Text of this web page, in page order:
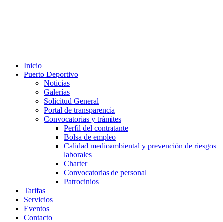
Inicio
Puerto Deportivo
Noticias
Galerías
Solicitud General
Portal de transparencia
Convocatorias y trámites
Perfil del contratante
Bolsa de empleo
Calidad medioambiental y prevención de riesgos
laborales
Charter
Convocatorias de personal
Patrocinios
Tarifas
Servicios
Eventos
Contacto